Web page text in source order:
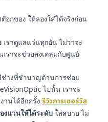
อกของ ให้ลองใส่ได้จริงก่อน
เราดูแลแว่นทุกอัน ไม่ว่าจะ
ราจะช่วยส่งเคลมกับศูนย์
ช่างที่ชำนาญด้านการซ่อม
ไปนั้น เราจะ
านได้อีกครั้งรีวิวการเซอร์วิส
งแว่นให้ได้ระดับ ใส่สบาย ไม่